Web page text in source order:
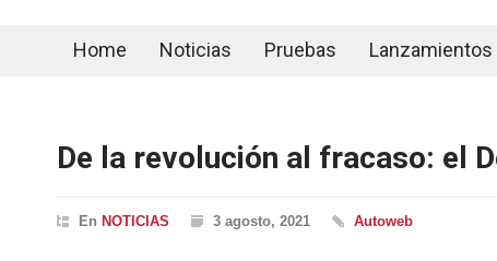
Home Noticias Pruebas Lanzamientos
De la revolución al fracaso: el
En NOTICIAS 3 agosto, 2021 Autoweb